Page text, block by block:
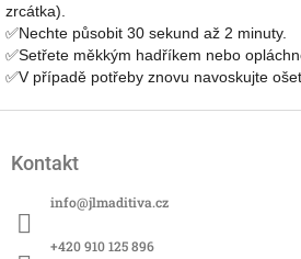
zrcátka).
✅Nechte působit 30 sekund až 2 minuty.
✅Setřete měkkým hadříkem nebo
✅V případě potřeby znovu navoskujte
Kontakt
info@jlmaditiva.cz
+420 910 125 896